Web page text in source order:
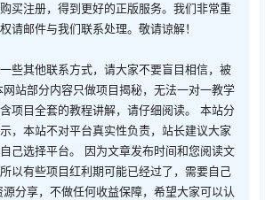
买注册，得到更好的正版服务。我们非常重
请邮件与我们联系处理。敬请谅解！
些其他联系方式，请大家不要盲目相信，被
站部分内容只做项目揭秘，无法一对一教学
项目全套的教程讲解，请仔细阅读。 本站分
，本站不对平台真实性负责，站长建议大家
己选择平台。 因为文章发布时间和您阅读文
以有些项目红利期可能已经过了，需要自己
分享，不做任何收益保障，希望大家可以认